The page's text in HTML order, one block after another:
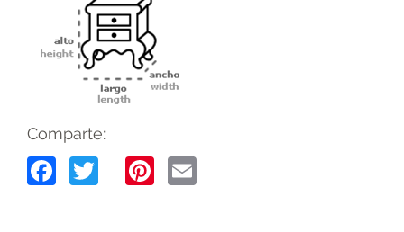
Comparte:
Facebook
TwitterPinterest